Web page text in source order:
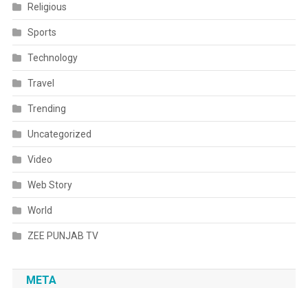
Religious
Sports
Technology
Travel
Trending
Uncategorized
Video
Web Story
World
ZEE PUNJAB TV
META